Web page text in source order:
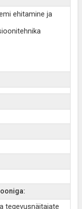
ehitamine ja
tegevusnäitajate